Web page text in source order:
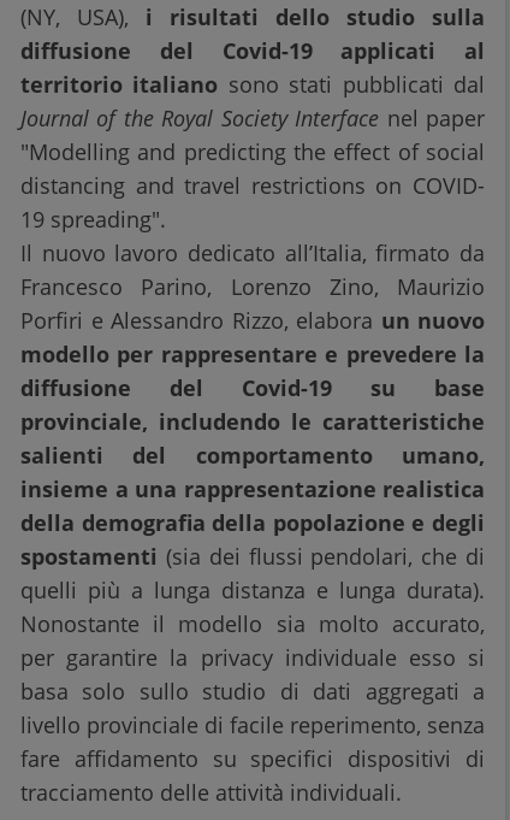
(NY, USA), i risultati dello studio sulla
diffusione del Covid-19 applicati al
territorio italiano sono stati pubblicati dal
Journal of the Royal Society Interface nel paper
"Modelling and predicting the effect of social
distancing and travel restrictions on COVID-
19 spreading".
Il nuovo lavoro dedicato all’Italia, firmato da
Francesco Parino, Lorenzo Zino, Maurizio
Porfiri e Alessandro Rizzo, elabora un nuovo
modello per rappresentare e prevedere la
diffusione del Covid-19 su base
provinciale, includendo le caratteristiche
salienti del comportamento umano,
insieme a una rappresentazione realistica
della demografia della popolazione e degli
spostamenti (sia dei flussi pendolari, che di
quelli più a lunga distanza e lunga durata).
Nonostante il modello sia molto accurato,
per garantire la privacy individuale esso si
basa solo sullo studio di dati aggregati a
livello provinciale di facile reperimento, senza
fare affidamento su specifici dispositivi di
tracciamento delle attività individuali.